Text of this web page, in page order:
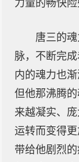
力量的畅快险
唐三的
脉，不断完
内的魂力也
但他那沸腾
来越凝实、
运转而变得
带给他剧烈